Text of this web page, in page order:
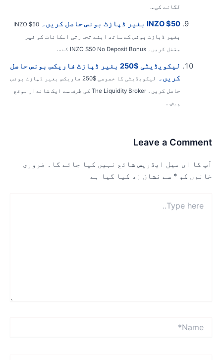
لگانے کی...
INZO $50 بغیر ڈپازٹ بونس حاصل کریں۔
INZO $50
بغیر ڈپازٹ بونس کے ساتھ اپنے تجارتی امکانات کو غیر
مقفل کریں۔ INZO $50 No Deposit Bonus کے...
لیکویڈیٹی $250 بغیر ڈپازٹ فاریکس بونس حاصل
کریں۔
لیکویڈیٹی کا خصوصی $250 فاریکس بغیر ڈپازٹ بونس
حاصل کریں۔ The Liquidity Broker کی طرف سے ایک شاندار موقع
پیش...
Leave a
کا ای میل ایڈریس شائع نہیں کیا جائے گا۔ ضروری
کو *سے نشان زد کیا گیا ہے